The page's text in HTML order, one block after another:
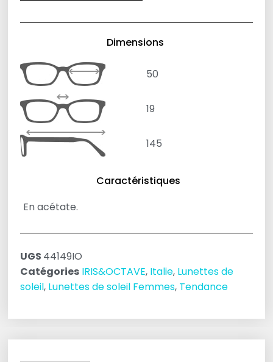
Dimensions
50
19
145
Caractéristiques
En acétate.
UGS 44149IO
Catégories IRIS&OCTAVE, Italie, Lunettes de
soleil, Lunettes de soleil Femmes, Tendance